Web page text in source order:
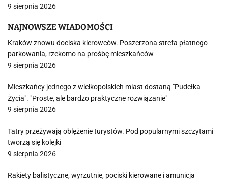
9 sierpnia 2026
NAJNOWSZE WIADOMOŚCI
Kraków znowu dociska kierowców. Poszerzona strefa płatnego
parkowania, rzekomo na prośbę mieszkańców
9 sierpnia 2026
Mieszkańcy jednego z wielkopolskich miast dostaną "Pudełka
Życia". "Proste, ale bardzo praktyczne rozwiązanie"
9 sierpnia 2026
Tatry przeżywają oblężenie turystów. Pod popularnymi szczytami
tworzą się kolejki
9 sierpnia 2026
Rakiety balistyczne, wyrzutnie, pociski kierowane i amunicja